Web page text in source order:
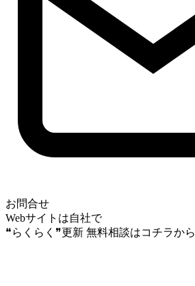
お問合せ
Webサイトは自社で
❝らくらく❞更新 無料相談はコチラから